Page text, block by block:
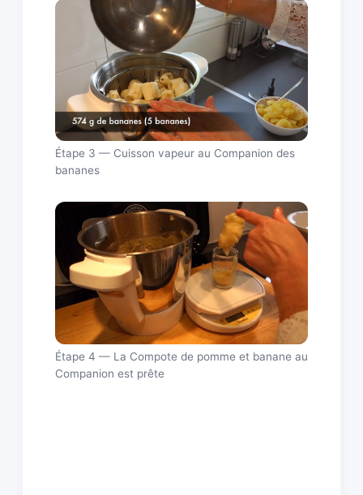
Étape 3 — Cuisson vapeur au Companion des
bananes
Étape 4 — La Compote de pomme et banane au
Companion est prête